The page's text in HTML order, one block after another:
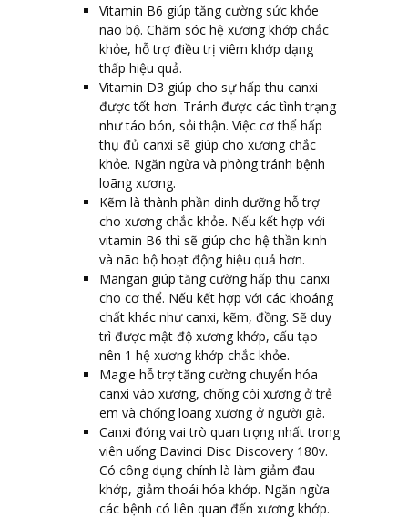
Vitamin B6 giúp tăng cường sức khỏe
não bộ. Chăm sóc hệ xương khớp chắc
khỏe, hỗ trợ điều trị viêm khớp dạng
thấp hiệu quả.
Vitamin D3 giúp cho sự hấp thu canxi
được tốt hơn. Tránh được các tình trạng
như táo bón, sỏi thận. Việc cơ thể hấp
thụ đủ canxi sẽ giúp cho xương chắc
khỏe. Ngăn ngừa và phòng tránh bệnh
loãng xương.
Kẽm là thành phần dinh dưỡng hỗ trợ
cho xương chắc khỏe. Nếu kết hợp với
vitamin B6 thì sẽ giúp cho hệ thần kinh
và não bộ hoạt động hiệu quả hơn.
Mangan giúp tăng cường hấp thụ canxi
cho cơ thể. Nếu kết hợp với các khoáng
chất khác như canxi, kẽm, đồng. Sẽ duy
trì được mật độ xương khớp, cấu tạo
nên 1 hệ xương khớp chắc khỏe.
Magie hỗ trợ tăng cường chuyển hóa
canxi vào xương, chống còi xương ở trẻ
em và chống loãng xương ở người già.
Canxi đóng vai trò quan trọng nhất trong
viên uống Davinci Disc Discovery 180v.
Có công dụng chính là làm giảm đau
khớp, giảm thoái hóa khớp. Ngăn ngừa
các bệnh có liên quan đến xương khớp.